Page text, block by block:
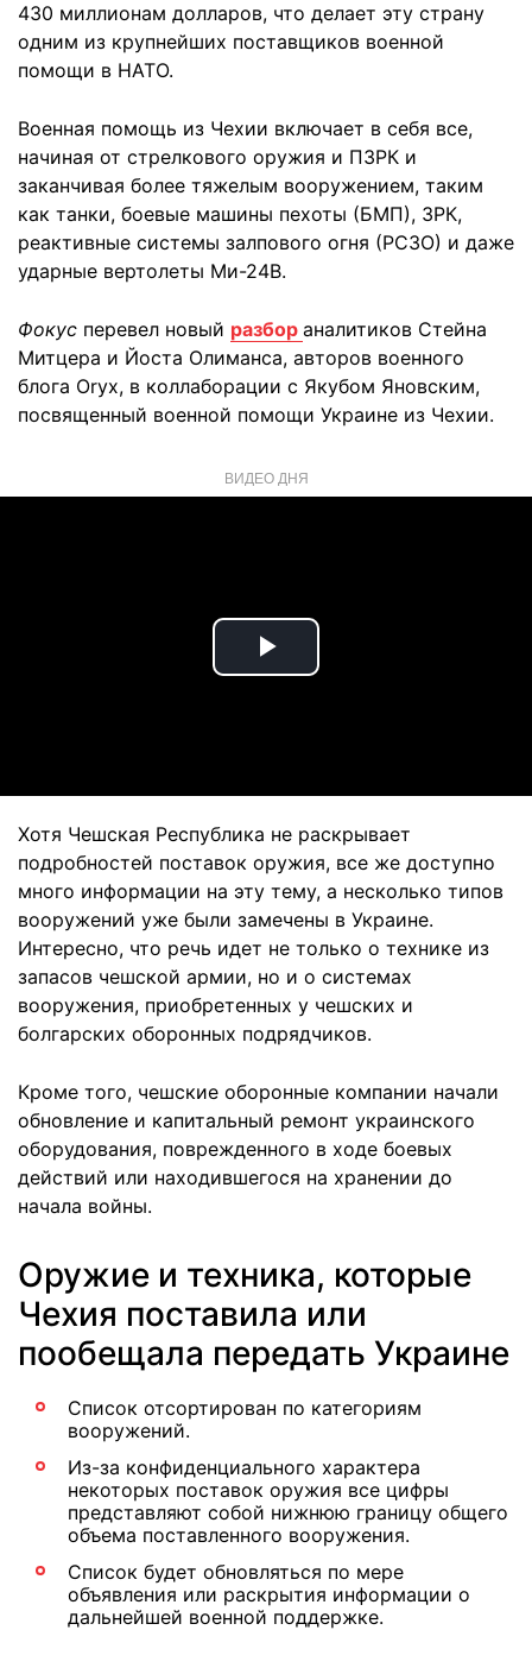
430 миллионам долларов, что делает эту страну
одним из крупнейших поставщиков военной
помощи в НАТО.
Военная помощь из Чехии включает в себя все,
начиная от стрелкового оружия и ПЗРК и
заканчивая более тяжелым вооружением, таким
как танки, боевые машины пехоты (БМП), ЗРК,
реактивные системы залпового огня (РСЗО) и даже
ударные вертолеты Ми-24В.
Фокус перевел новый разбор аналитиков Стейна
Митцера и Йоста Олиманса, авторов военного
блога Oryx, в коллаборации с Якубом Яновским,
посвященный военной помощи Украине из Чехии.
ВИДЕО ДНЯ
Play
Хотя Чешская Республика не раскрывает
подробностей поставок оружия, все же доступно
много информации на эту тему, а несколько типов
вооружений уже были замечены в Украине.
Интересно, что речь идет не только о технике из
запасов чешской армии, но и о системах
вооружения, приобретенных у чешских и
болгарских оборонных подрядчиков.
Кроме того, чешские оборонные компании начали
обновление и капитальный ремонт украинского
оборудования, поврежденного в ходе боевых
действий или находившегося на хранении до
начала войны.
Оружие и техника, которые
Чехия поставила или
пообещала передать Украине
Список отсортирован по категориям
вооружений.
Из-за конфиденциального характера
некоторых поставок оружия все цифры
представляют собой нижнюю границу общего
объема поставленного вооружения.
Список будет обновляться по мере
объявления или раскрытия информации о
дальнейшей военной поддержке.